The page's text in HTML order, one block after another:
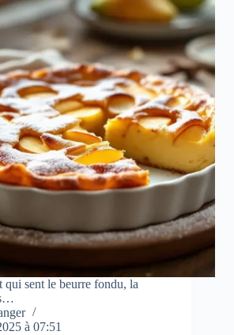
qui sent le beurre fondu, la
à 07:51